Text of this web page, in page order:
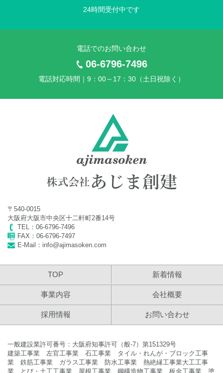
2024年 年末年始休業のお知らせ
2024年 夏季休業のお知らせ
2024年 ゴールデンウイーク休業のお知らせ
2024年 社員旅行に伴う臨時休業のお知らせ
2023年 年末年始休業のお知らせ
2023年7月12日
2023年 夏季休業のお知らせ
2023年4月24日
2023年 ゴールデンウイーク休業のお知らせ
2022年11月30日
2022年 年末年始休業のお知らせ
2022年7月25日
2022年 夏季休業のお知らせ
24時間受付中です
電話でのお問い合わせ
06-6796-7496
電話対応時間｜9：00～17：30（土日祝除く）
〒540-0015
大阪府大阪市中央区十二軒町2番14号
TEL：06-6796-7496
FAX：06-6796-7497
E-Mail：info@ajimasoken.com
TOP 新着情報
事業内容 会社概要
採用情報 お問い合わせ
一般建設業許可番号：大阪府知事許可（般-7）第151329号
建築工事業 左官工事業 石工事業 タイル・れんが・ブロック工事
業 鉄筋工事業 ガラス工事業 防水工事業 熱絶縁工事業大工工事
業 とび・土工工事業 屋根工事業 鋼構造物工事業 板金工事業 塗